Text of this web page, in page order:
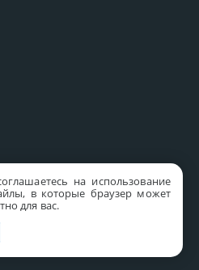
на использование
в которые браузер может
для вас.